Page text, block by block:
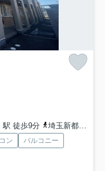
駅 徒歩9分
埼玉新都市交通ニューシャトル「羽貫」駅 徒歩27分
ン
バルコニー